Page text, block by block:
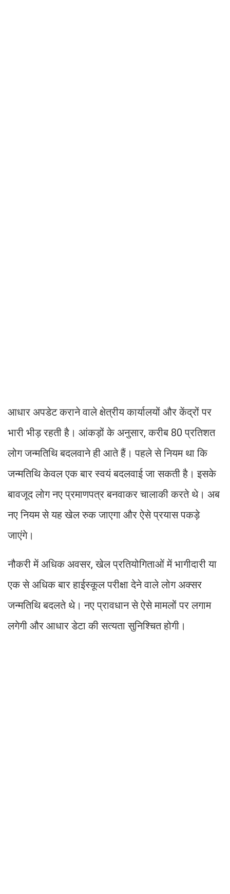
आधार अपडेट कराने वाले क्षेत्रीय कार्यालयों और केंद्रों पर
भारी भीड़ रहती है। आंकड़ों के अनुसार, करीब 80 प्रतिशत
लोग जन्मतिथि बदलवाने ही आते हैं। पहले से नियम था कि
जन्मतिथि केवल एक बार स्वयं बदलवाई जा सकती है। इसके
बावजूद लोग नए प्रमाणपत्र बनवाकर चालाकी करते थे। अब
नए नियम से यह खेल रुक जाएगा और ऐसे प्रयास पकड़े
जाएंगे।
नौकरी में अधिक अवसर, खेल प्रतियोगिताओं में भागीदारी या
एक से अधिक बार हाईस्कूल परीक्षा देने वाले लोग अक्सर
जन्मतिथि बदलते थे। नए प्रावधान से ऐसे मामलों पर लगाम
लगेगी और आधार डेटा की सत्यता सुनिश्चित होगी।